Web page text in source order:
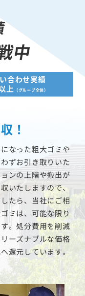
中
合わせ実績
上
（グループ全体）
！
なった粗大ゴミや
ずお引き取りいた
ンの上階や搬出が
いたしますので、
たら、当社にご相
ミは、可能な限り
。処分費用を削減
ーズナブルな価格
還元しています。